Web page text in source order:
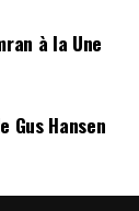
à la Une
Gus Hansen